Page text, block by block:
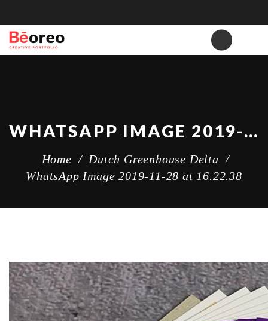
WHATSAPP IMAGE 2019-11-28 AT 16.22.38
Home / Dutch Greenhouse Delta /
WhatsApp Image 2019-11-28 at 16.22.38